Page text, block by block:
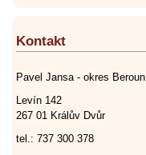
Kontakt
Pavel Jansa - okres Beroun
Levín 142
267 01 Králův Dvůr
tel.: 737 300 378